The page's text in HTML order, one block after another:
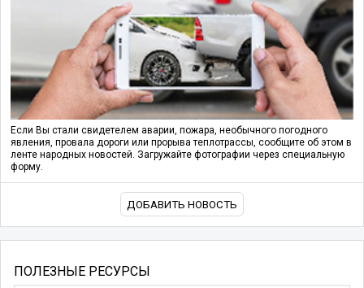
Если Вы стали свидетелем аварии, пожара, необычного погодного
явления, провала дороги или прорыва теплотрассы, сообщите об этом в
ленте народных новостей. Загружайте фотографии через специальную
форму.
ДОБАВИТЬ НОВОСТЬ
ПОЛЕЗНЫЕ РЕСУРСЫ